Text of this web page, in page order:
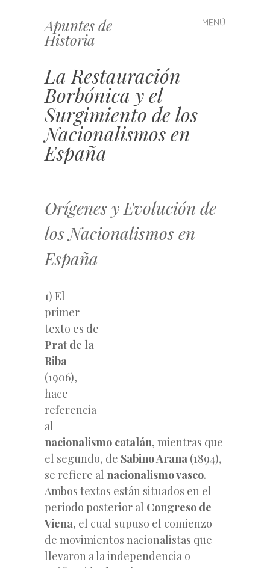
Apuntes de
Historia
MENÚ
Saltar
al
La Restauración
Borbónica y el
Surgimiento de los
Nacionalismos en
España
Orígenes y Evolución de
los Nacionalismos en
España
1) El
primer
texto es de
Prat de la
Riba
(1906),
hace
referencia
al
nacionalismo catalán, mientras que
el segundo, de Sabino Arana (1894),
se refiere al nacionalismo vasco.
Ambos textos están situados en el
periodo posterior al Congreso de
Viena, el cual supuso el comienzo
de movimientos nacionalistas que
llevaron a la independencia o